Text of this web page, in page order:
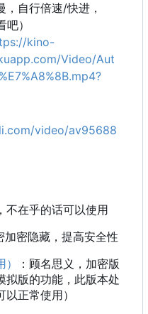
自行倍速/快进，
）
kino-
Video/Aut
video/av95688
不在乎的话可以使用
加密隐藏，提高安全性
：顾名思义，加密版
拟版的功能，此版本处
正常使用）